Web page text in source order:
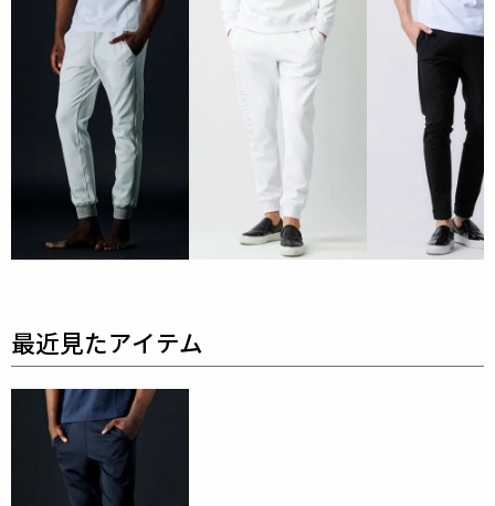
すべてのディテールに拘り尽くした、細部まで一切の
妥協がない仕上がりは、
卓越した品質と極上のラグジ
ュアリー感を生み出した、至極の逸品です。
FULL DULL LECTEUR
表地 : ポリエステル93% ポリウレタン7%
リブ : ポリエステル100%
フルダル糸の中でも特に発色が良く、特有の光沢を抑
えながら、ストレッチ性に優れた素材は、滑らかな風
合いを実現した特別な生地です。
通気性・吸湿性に優れ、肌触りが良く、
でも快適にご着用いただけます。